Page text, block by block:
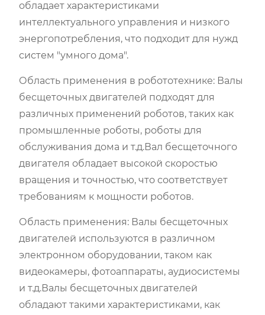
обладает характеристиками
интеллектуального управления и низкого
энергопотребления, что подходит для нужд
систем "умного дома".
Область применения в робототехнике: Валы
бесщеточных двигателей подходят для
различных применений роботов, таких как
промышленные роботы, роботы для
обслуживания дома и т.д.Вал бесщеточного
двигателя обладает высокой скоростью
вращения и точностью, что соответствует
требованиям к мощности роботов.
Область применения: Валы бесщеточных
двигателей используются в различном
электронном оборудовании, таком как
видеокамеры, фотоаппараты, аудиосистемы
и т.д.Валы бесщеточных двигателей
обладают такими характеристиками, как